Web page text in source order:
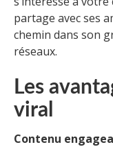
partage avec ses
chemin dans son
réseaux.
Les
viral
Contenu